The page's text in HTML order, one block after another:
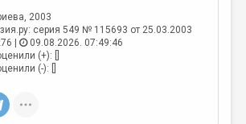
, 2003
серия 549 № 115693 от 25.03.2003
|
09.08.2026. 07:49:46
(+): []
(-): []